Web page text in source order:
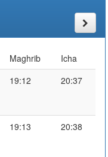
Maghrib
Icha
19:12 20:37
19:13 20:38